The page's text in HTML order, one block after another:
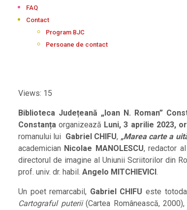
FAQ
Contact
Program BJC
Persoane de contact
Views: 15
Biblioteca Județeană „Ioan N. Roman”
Constanțaorganizează Luni, 3 aprilie 2023,
romanului lui Gabriel CHIFU, „Marea carte a
academician Nicolae MANOLESCU, redactor al
directorul de imagine al Uniunii Scriitorilor din
prof. univ. dr. habil. Angelo MITCHIEVICI .
Un poet remarcabil, Gabriel CHIFU este
Cartograful puterii(Cartea Românească, 2000),